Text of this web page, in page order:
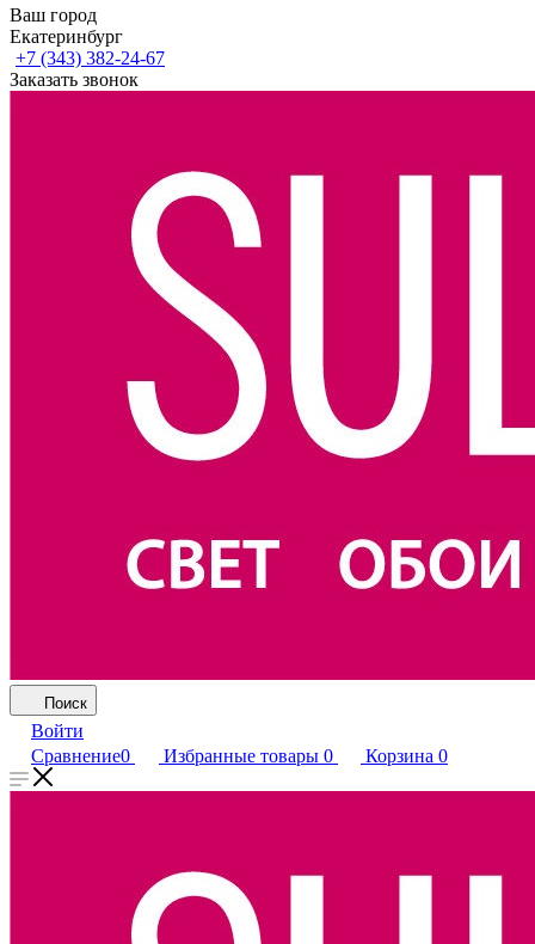
Ваш город
Екатеринбург
+7 (343) 382-24-67
Заказать звонок
Поиск
Войти
Сравнение0 Избранные товары 0 Корзина 0